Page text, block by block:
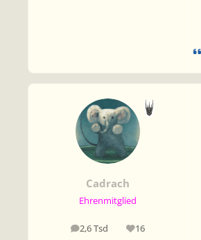
Cadrach
Ehrenmitglied
2,6 Tsd
Beiträge 16
Reputation